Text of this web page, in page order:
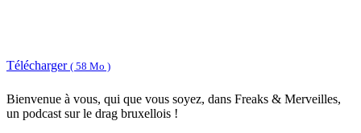
Télécharger ( 58 Mo )
Bienvenue à vous, qui que vous soyez, dans Freaks & Merveilles,
un podcast sur le drag bruxellois !